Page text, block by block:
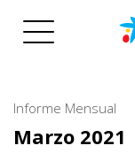
Informe Mensual
Marzo 2021